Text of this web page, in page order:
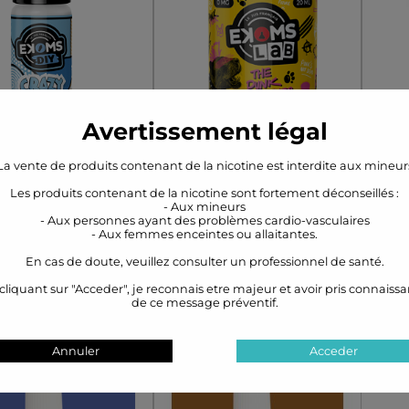
Avertissement légal
vente de produits contenant de la nicotine est interdite aux
Les produits contenant de la nicotine sont fortement déconseillés :
- Aux mineurs
- Aux personnes ayant des problèmes cardio-vasculaires
- Aux femmes enceintes ou allaitantes.
En cas de doute, veuillez consulter un professionnel de santé.
sur "Acceder", je reconnais etre majeur et avoir pris
de ce message préventif.
Annuler Acceder
Dosage
de vanille, de fruits
de moka et de
coco.
Dosage
de sucre brun…
À siroter toute la soirée !
Flacon
Crazy Korn
EN STOCK
5.90€
Des céréales
au bon goût
Sucré à
Complètement
Flacon
Punk Panther
EN STOCK
22.90€
Une belle framboise
relevée par l’acidité
adoucie par une mûre
juteuse et sucrée. Il
bonbon bien connu de